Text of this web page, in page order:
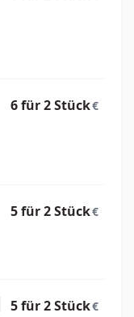
6 für 2 Stück€
5 für 2 Stück€
5 für 2 Stück€